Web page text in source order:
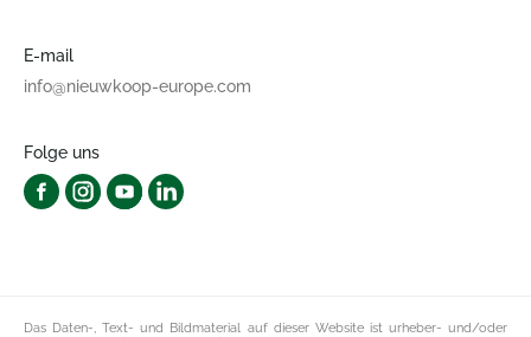
E-mail
info@nieuwkoop-europe.com
Folge uns
Das Daten-, Text- und Bildmaterial auf dieser Website ist urheber- und/oder